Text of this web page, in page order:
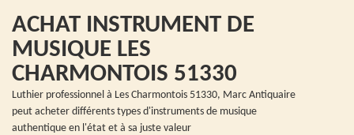
ACHAT INSTRUMENT DE
MUSIQUE LES
CHARMONTOIS 51330
Luthier professionnel à Les Charmontois 51330, Marc Antiquaire
peut acheter différents types d'instruments de musique
authentique en l'état et à sa juste valeur